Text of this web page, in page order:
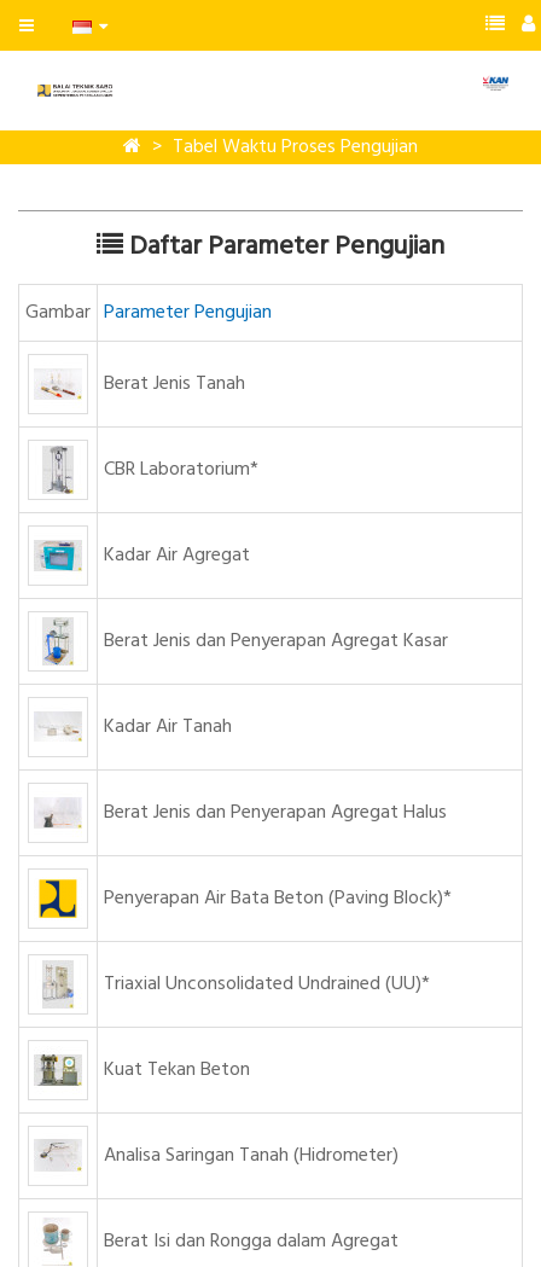
Tabel Waktu Proses Pengujian
Daftar Parameter Pengujian
Gambar Parameter Pengujian
Berat Jenis Tanah
CBR Laboratorium*
Kadar Air Agregat
Berat Jenis dan Penyerapan Agregat Kasar
Kadar Air Tanah
Berat Jenis dan Penyerapan Agregat Halus
Penyerapan Air Bata Beton (Paving Block)*
Triaxial Unconsolidated Undrained (UU)*
Kuat Tekan Beton
Analisa Saringan Tanah (Hidrometer)
Berat Isi dan Rongga dalam Agregat